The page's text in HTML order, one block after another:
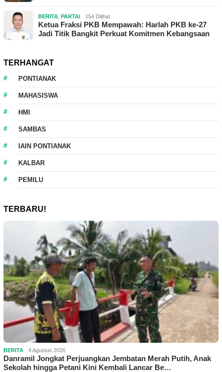
BERITA PARTAI 154 Dilihat
Ketua Fraksi PKB Mempawah: Harlah PKB ke-27
Jadi Titik Bangkit Perkuat Komitmen Kebangsaan
TERHANGAT
PONTIANAK
MAHASISWA
HMI
SAMBAS
IAIN PONTIANAK
KALBAR
PEMILU
TERBARU!
BERITA 4 Agustus 2026
Danramil Jongkat Perjuangkan Jembatan Merah Putih, Anak
Sekolah hingga Petani Kini Kembali Lancar Be…